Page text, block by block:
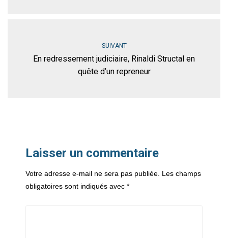
SUIVANT
En redressement judiciaire, Rinaldi Structal en
quête d’un repreneur
Laisser un commentaire
Votre adresse e-mail ne sera pas publiée. Les champs
obligatoires sont indiqués avec *